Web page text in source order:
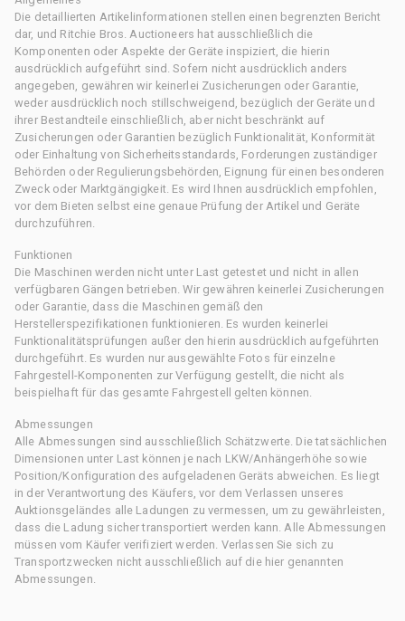
Die detaillierten Artikelinformationen stellen einen begrenzten Bericht
dar, und Ritchie Bros. Auctioneers hat ausschließlich die
Komponenten oder Aspekte der Geräte inspiziert, die hierin
ausdrücklich aufgeführt sind. Sofern nicht ausdrücklich anders
angegeben, gewähren wir keinerlei Zusicherungen oder Garantie,
weder ausdrücklich noch stillschweigend, bezüglich der Geräte und
ihrer Bestandteile einschließlich, aber nicht beschränkt auf
Zusicherungen oder Garantien bezüglich Funktionalität, Konformität
oder Einhaltung von Sicherheitsstandards, Forderungen zuständiger
Behörden oder Regulierungsbehörden, Eignung für einen besonderen
Zweck oder Marktgängigkeit. Es wird Ihnen ausdrücklich empfohlen,
vor dem Bieten selbst eine genaue Prüfung der Artikel und Geräte
durchzuführen.
Funktionen
Die Maschinen werden nicht unter Last getestet und nicht in allen
verfügbaren Gängen betrieben. Wir gewähren keinerlei Zusicherungen
oder Garantie, dass die Maschinen gemäß den
Herstellerspezifikationen funktionieren. Es wurden keinerlei
Funktionalitätsprüfungen außer den hierin ausdrücklich aufgeführten
durchgeführt. Es wurden nur ausgewählte Fotos für einzelne
Fahrgestell-Komponenten zur Verfügung gestellt, die nicht als
beispielhaft für das gesamte Fahrgestell gelten können.
Abmessungen
Alle Abmessungen sind ausschließlich Schätzwerte. Die tatsächlichen
Dimensionen unter Last können je nach LKW/Anhängerhöhe sowie
Position/Konfiguration des aufgeladenen Geräts abweichen. Es liegt
in der Verantwortung des Käufers, vor dem Verlassen unseres
Auktionsgeländes alle Ladungen zu vermessen, um zu gewährleisten,
dass die Ladung sicher transportiert werden kann. Alle Abmessungen
müssen vom Käufer verifiziert werden. Verlassen Sie sich zu
Transportzwecken nicht ausschließlich auf die hier genannten
Abmessungen.